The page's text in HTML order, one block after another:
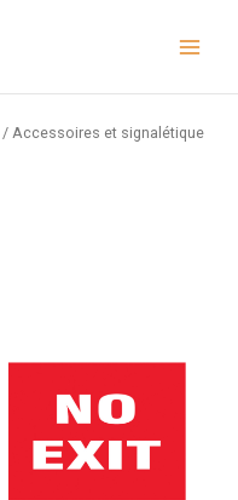
/ Accessoires et signalétique